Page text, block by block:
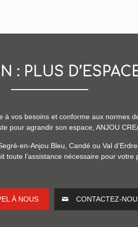
: PLUS
vos besoins et conforme aux normes
pour agrandir son espace, ANJOU
en-Anjou Bleu, Candé ou Val
toute l’assistance nécessaire pour votre
À NOUS CONTACTEZ-